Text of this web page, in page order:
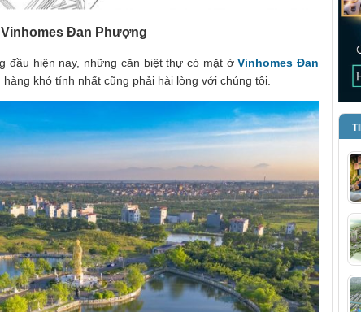
Đan Phượng
đầu hiện nay, những căn biệt thự có mặt ởVinhomes Đan
khó tính nhất cũng phải hài lòng với chúng tôi.